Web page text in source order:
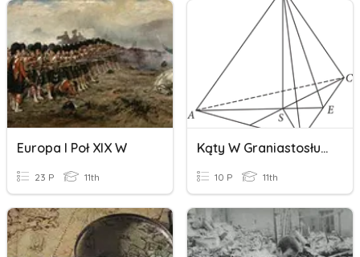
Europa I Poł XIX W
23 P 11th
Kąty W Graniastosłupach I Ostrosłupach 2
10 P 11th